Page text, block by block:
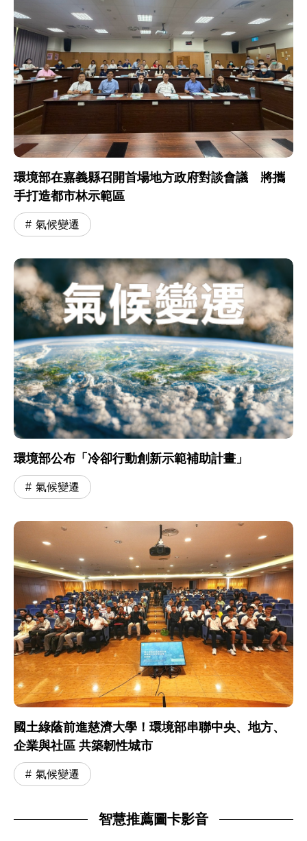
環境部在嘉義縣召開首場地方政府對談會議 將攜
手打造都市林示範區
氣候變遷
環境部公布「冷卻行動創新示範補助計畫」
氣候變遷
國土綠蔭前進慈濟大學！環境部串聯中央、地方、
企業與社區 共築韌性城市
氣候變遷
智慧推薦圖卡影音